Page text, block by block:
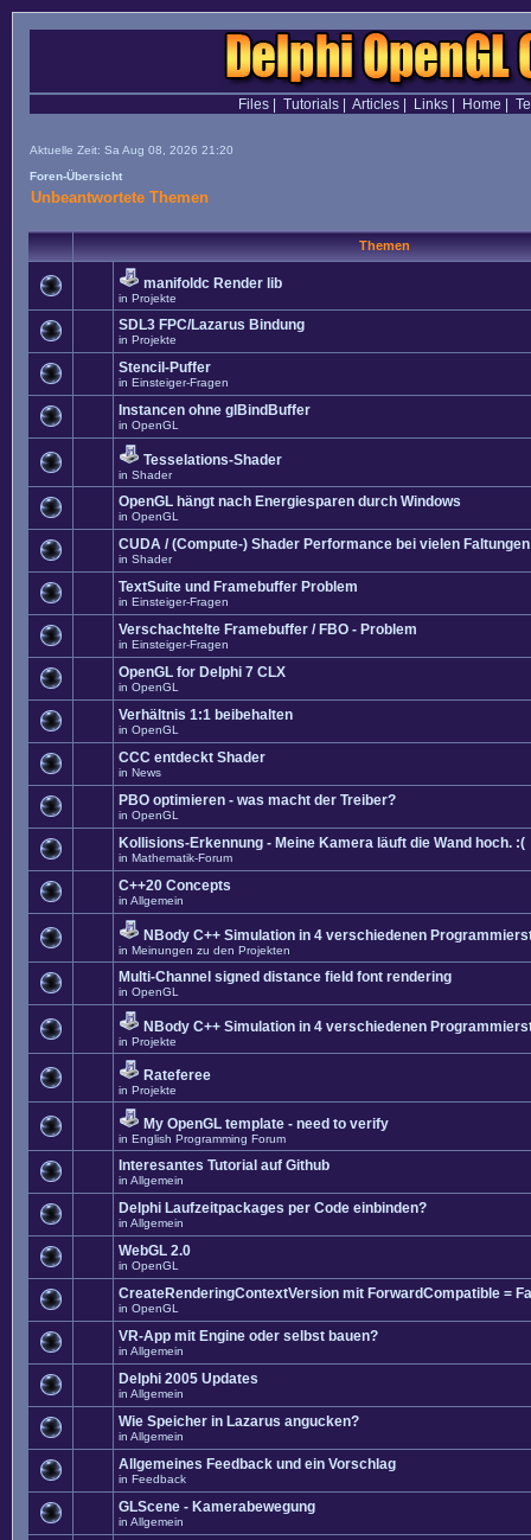
Files| Tutorials| Articles| Links| Home
Aktuelle Zeit: Sa Aug 08, 2026 21:20
Foren-Übersicht
Unbeantwortete Themen
Themen
manifoldc Render lib
in Projekte
SDL3 FPC/Lazarus Bindung
in Projekte
Stencil-Puffer
in Einsteiger-Fragen
Instancen ohne glBindBuffer
in OpenGL
Tesselations-Shader
in Shader
OpenGL hängt nach Energiesparen durch Windows
in OpenGL
CUDA / (Compute-) Shader Performance bei vielen Faltungen
in Shader
TextSuite und Framebuffer Problem
in Einsteiger-Fragen
Verschachtelte Framebuffer / FBO - Problem
in Einsteiger-Fragen
OpenGL for Delphi 7 CLX
in OpenGL
Verhältnis 1:1 beibehalten
in OpenGL
CCC entdeckt Shader
in News
PBO optimieren - was macht der Treiber?
in OpenGL
Kollisions-Erkennung - Meine Kamera läuft die Wand hoch. :(
in Mathematik-Forum
C++20 Concepts
in Allgemein
NBody C++ Simulation in 4 verschiedenen
in Meinungen zu den Projekten
Multi-Channel signed distance field font rendering
in OpenGL
NBody C++ Simulation in 4 verschiedenen
in Projekte
Rateferee
in Projekte
My OpenGL template - need to verify
in English Programming Forum
Interesantes Tutorial auf Github
in Allgemein
Delphi Laufzeitpackages per Code einbinden?
in Allgemein
WebGL 2.0
in OpenGL
CreateRenderingContextVersion mit ForwardCompatible =
in OpenGL
VR-App mit Engine oder selbst bauen?
in Allgemein
Delphi 2005 Updates
in Allgemein
Wie Speicher in Lazarus angucken?
in Allgemein
Allgemeines Feedback und ein Vorschlag
in Feedback
GLScene - Kamerabewegung
in Allgemein